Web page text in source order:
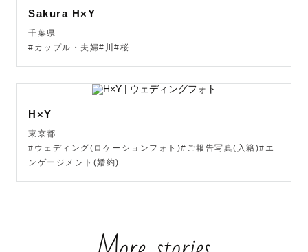
Sakura H×Y
千葉県
#カップル・夫婦#川#桜
H×Y
東京都
#ウェディング(ロケーションフォト)#ご報告写真(入籍)#エ
ンゲージメント(婚約)